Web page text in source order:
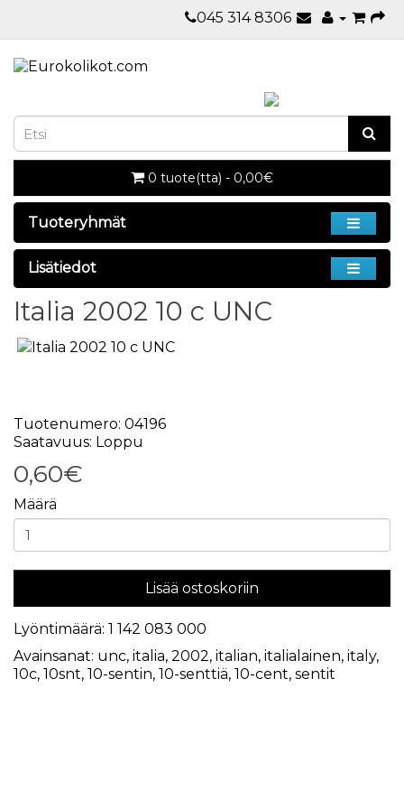
045 314 8306
0 tuote(tta) - 0,00€
Tuoteryhmät
Lisätiedot
Italia 2002 10 c UNC
Tuotenumero: 04196
Saatavuus: Loppu
0,60€
Määrä
Lisää ostoskoriin
Lyöntimäärä: 1 142 083 000
Avainsanat: unc, italia, 2002, italian, italialainen, italy,
10c, 10snt, 10-sentin, 10-senttiä, 10-cent, sentit